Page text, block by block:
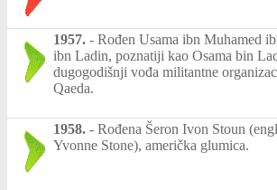
1957. - Rođen Usama ibn Muhamed
ibn Ladin, poznatiji kao Osama bin
dugogodišnji vođa militantne
Qaeda.
1958. - Rođena Šeron Ivon Stoun
Yvonne Stone), američka glumica.